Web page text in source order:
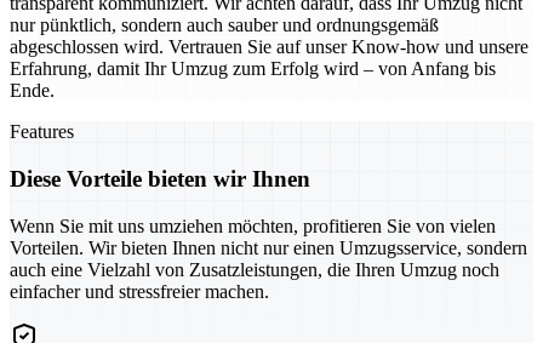
nur pünktlich, sondern auch sauber und ordnungsgemäß
abgeschlossen wird. Vertrauen Sie auf unser Know-how und unsere
Erfahrung, damit Ihr Umzug zum Erfolg wird – von Anfang bis
Ende.
Features
Diese Vorteile bieten wir Ihnen
Wenn Sie mit uns umziehen möchten, profitieren Sie von vielen
Vorteilen. Wir bieten Ihnen nicht nur einen Umzugsservice, sondern
auch eine Vielzahl von Zusatzleistungen, die Ihren Umzug noch
einfacher und stressfreier machen.